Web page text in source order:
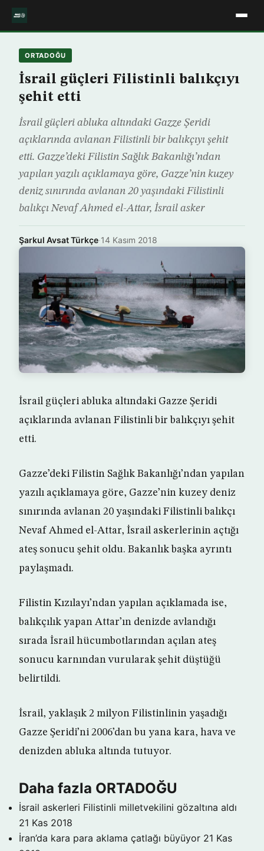
ORTADOĞU
İsrail güçleri Filistinli balıkçıyı
şehit etti
İsrail güçleri abluka altındaki Gazze Şeridi
açıklarında avlanan Filistinli bir balıkçıyı şehit
etti. Gazze’deki Filistin Sağlık Bakanlığı’ndan
yapılan yazılı açıklamaya göre, Gazze’nin kuzey
deniz sınırında avlanan 20 yaşındaki Filistinli
balıkçı Nevaf Ahmed el-Attar, İsrail asker
Şarkul Avsat Türkçe·14 Kasım 2018
İsrail güçleri abluka altındaki Gazze Şeridi
açıklarında avlanan Filistinli bir balıkçıyı şehit
etti.
Gazze’deki Filistin Sağlık Bakanlığı’ndan yapılan
yazılı açıklamaya göre, Gazze’nin kuzey deniz
sınırında avlanan 20 yaşındaki Filistinli balıkçı
Nevaf Ahmed el-Attar, İsrail askerlerinin açtığı
ateş sonucu şehit oldu. Bakanlık başka ayrıntı
paylaşmadı.
Filistin Kızılayı’ndan yapılan açıklamada ise,
balıkçılık yapan Attar’ın denizde avlandığı
sırada İsrail hücumbotlarından açılan ateş
sonucu karnından vurularak şehit düştüğü
belirtildi.
İsrail, yaklaşık 2 milyon Filistinlinin yaşadığı
Gazze Şeridi’ni 2006’dan bu yana kara, hava ve
denizden abluka altında tutuyor.
Daha fazla ORTADOĞU
İsrail askerleri Filistinli milletvekilini gözaltına aldı
21 Kas 2018
İran’da kara para aklama çatlağı büyüyor 21 Kas